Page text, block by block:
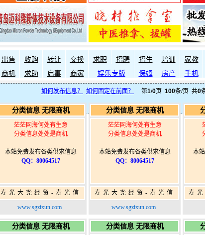
出售 收购 转让 交换 求职 招聘 招生 培训 家教
商机 求助 启事 商家 娱乐专版 保姆 房产 手机
如何发布信息？ 如何固定在前面？ 第1/0页 100条/页 共0
分类信息 无限商机
茫茫网海何处有生意
分类信息处处是商机
本站免费发布各类供求信息
QQ：80064517
寿光大尧经贸-寿光信
息网-免费信息发布网-
www.sgzixun.com
分类信息 无限商机
茫茫网海何处有生意
分类信息处处是商机
本站免费发布各类供求信息
QQ：80064517
寿光大尧经贸-寿光信
息网-免费信息发布网-
www.sgzixun.com
本
寿
息
分类信息 无限商机 分类信息 无限商机